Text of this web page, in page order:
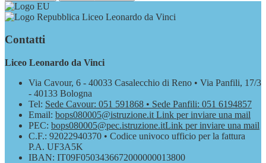
Liceo Leonardo da Vinci
Contatti
Liceo Leonardo da Vinci
Via Cavour, 6 - 40033 Casalecchio di Reno • Via Panfili, 17/3
- 40133 Bologna
Tel: Sede Cavour: 051 591868 • Sede Panfili: 051 6194857
Email: bops080005@istruzione.it Link per inviare una mail
PEC: bops080005@pec.istruzione.itLink per inviare una mail
C.F.: 92022940370 • Codice univoco ufficio per la fattura
P.A. UF3A5K
IBAN: IT09F0503436672000000013800